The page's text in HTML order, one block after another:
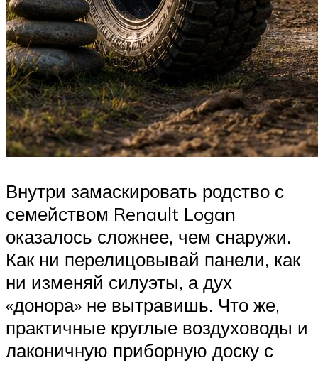
Внутри замаскировать родство с
семейством Renault Logan
оказалось сложнее, чем снаружи.
Как ни перелицовывай панели, как
ни изменяй силуэты, а дух
«донора» не вытравишь. Что же,
практичные круглые воздуховоды и
лаконичную приборную доску с